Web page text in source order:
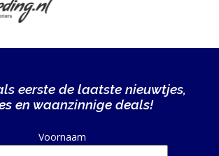
eerste de laatste nieuwtjes,
en waanzinnige deals!
VoornaamAlternative: